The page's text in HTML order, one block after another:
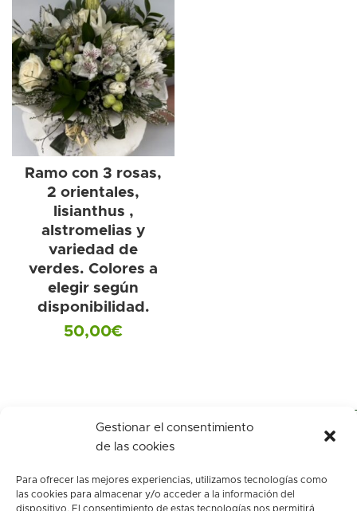
Gestionar el consentimiento
de las cookies
Para ofrecer las mejores experiencias, utilizamos tecnologías como
las cookies para almacenar y/o acceder a la información del
dispositivo. El consentimiento de estas tecnologías nos permitirá
Ramo con 3 rosas,
2 orientales,
lisianthus ,
alstromelias y
variedad de
verdes. Colores a
elegir según
disponibilidad.
50,00€